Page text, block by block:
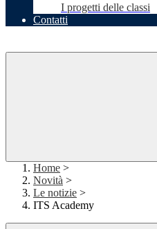
I progetti delle classi
Contatti
Home >
Novità >
Le notizie >
ITS Academy